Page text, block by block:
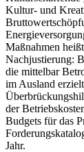
Kultur- und
Maßnahmen
Nachjustierung:
die mittelbar
im Ausland
der
Budgets für das
Jahr.